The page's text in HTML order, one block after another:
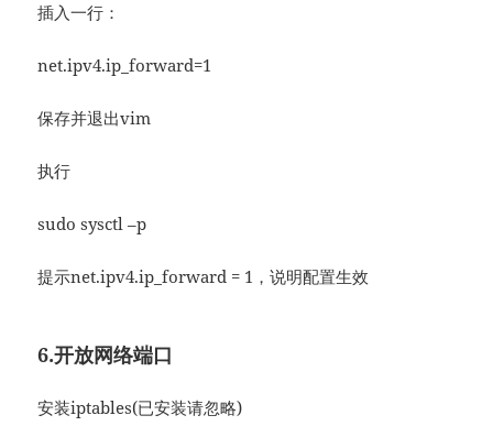
插入一行：
net.ipv4.ip_forward=1
保存并退出vim
执行
sudo sysctl –p
提示net.ipv4.ip_forward = 1，说明配置生效
6.开放网络端口
安装iptables(已安装请忽略)